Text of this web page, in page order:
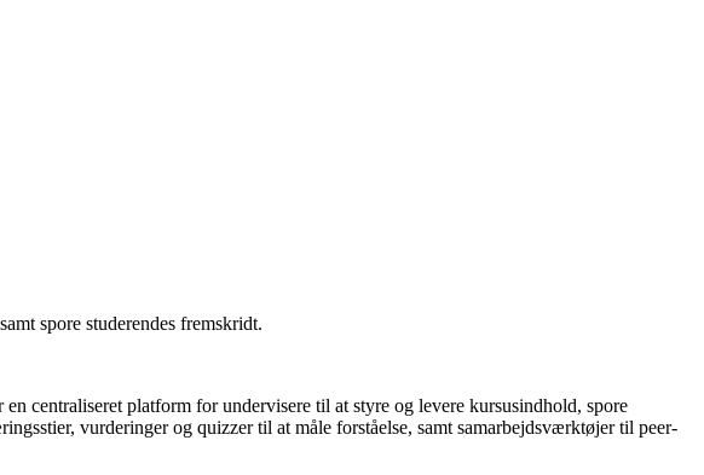
spore studerendes fremskridt.
centraliseret platform for undervisere til at styre og levere kursusindhold, spore
vurderinger og quizzer til at måle forståelse, samt samarbejdsværktøjer til peer-